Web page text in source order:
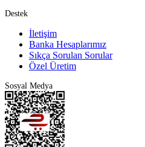
Destek
İletişim
Banka Hesaplarımız
Sıkça Sorulan Sorular
Özel Üretim
Sosyal Medya